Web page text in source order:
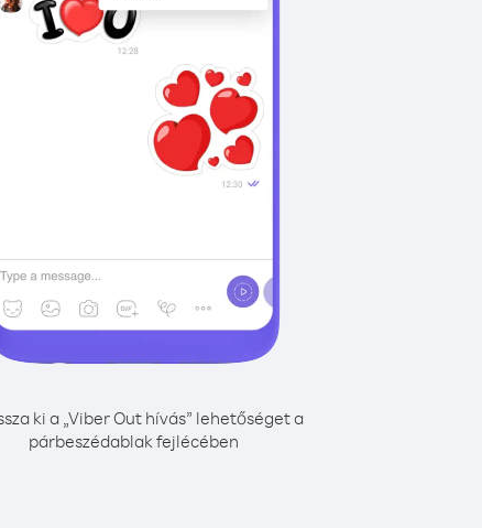
ki a „Viber Out hívás” lehetőséget a
párbeszédablak fejlécében